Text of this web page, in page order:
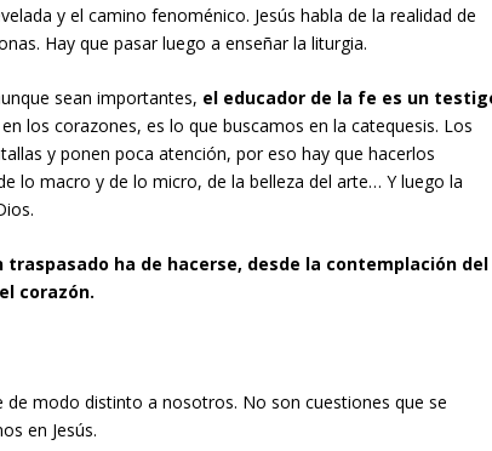
y el camino fenoménico. Jesús habla de la realidad de
Hay que pasar luego a enseñar la liturgia.
sean importantes, el educador de la fe es un
los corazones, es lo que buscamos en la catequesis. Los
y ponen poca atención, por eso hay que hacerlos
lo macro y de lo micro, de la belleza del arte… Y luego la
ha de hacerse, desde la contemplación del
corazón.
modo distinto a nosotros. No son cuestiones que se
en Jesús.